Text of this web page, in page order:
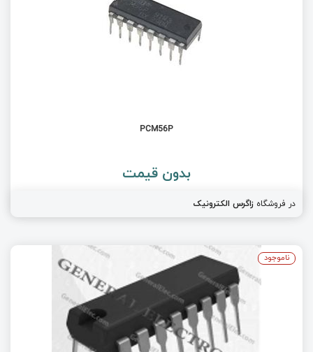
PCM56P
بدون قیمت
در فروشگاه زاگرس الکترونیک
ناموجود